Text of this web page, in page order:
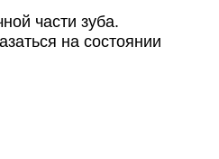
части зуба.
на состоянии